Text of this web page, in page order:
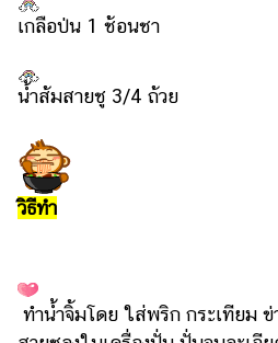
เกลือป่น 1 ช้อนชา
น้ำส้มสายชู 3/4 ถ้วย
วิธีทำ
ทำน้ำจิ้มโดย ใส่พริก กระเทียม